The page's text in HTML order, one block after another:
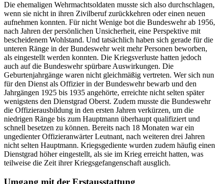
Die ehemaligen Wehrmachtsoldaten musste sich also durchschlagen,
wenn sie nicht in ihren Zivilberuf zurückkehren oder einen neuen
aufnehmen konnten. Für nicht Wenige bot die Bundeswehr ab 1956,
nach Jahren der persönlichen Unsicherheit, eine Perspektive mit
bescheidenem Wohlstand. Und tatsächlich haben sich gerade für die
unteren Ränge in der Bundeswehr weit mehr Personen beworben,
als eingestellt werden konnten. Die Kriegsverluste hatten jedoch
auch auf die Bundeswehr spürbare Auswirkungen. Die
Geburtenjahrgänge waren nicht gleichmäßig vertreten. Wer sich nun
für den Dienst als Offizierin der Bundeswehr bewarb und den
Jahrgängen 1925 bis 1935 angehörte, erreichte nicht selten später
wenigstens den Dienstgrad Oberst. Zudem musste die Bundeswehr
die Offizierausbildung in den ersten Jahren verkürzen, um die
niedrigen Ränge bis zum Hauptmann überhaupt qualifiziert und
schnell besetzen zu können. Bereits nach 18 Monaten warein
ungedienter Offizieranwärter Leutnant, nach weiteren drei Jahren
nicht selten Hauptmann. Kriegsgediente wurden zudem häufig einen
Dienstgrad höher eingestellt, als sie im Krieg erreicht hatten, was
teilweise die Zeit ihrer Kriegsgefangenschaft ausglich.
Umgang mit der Erstausstattung